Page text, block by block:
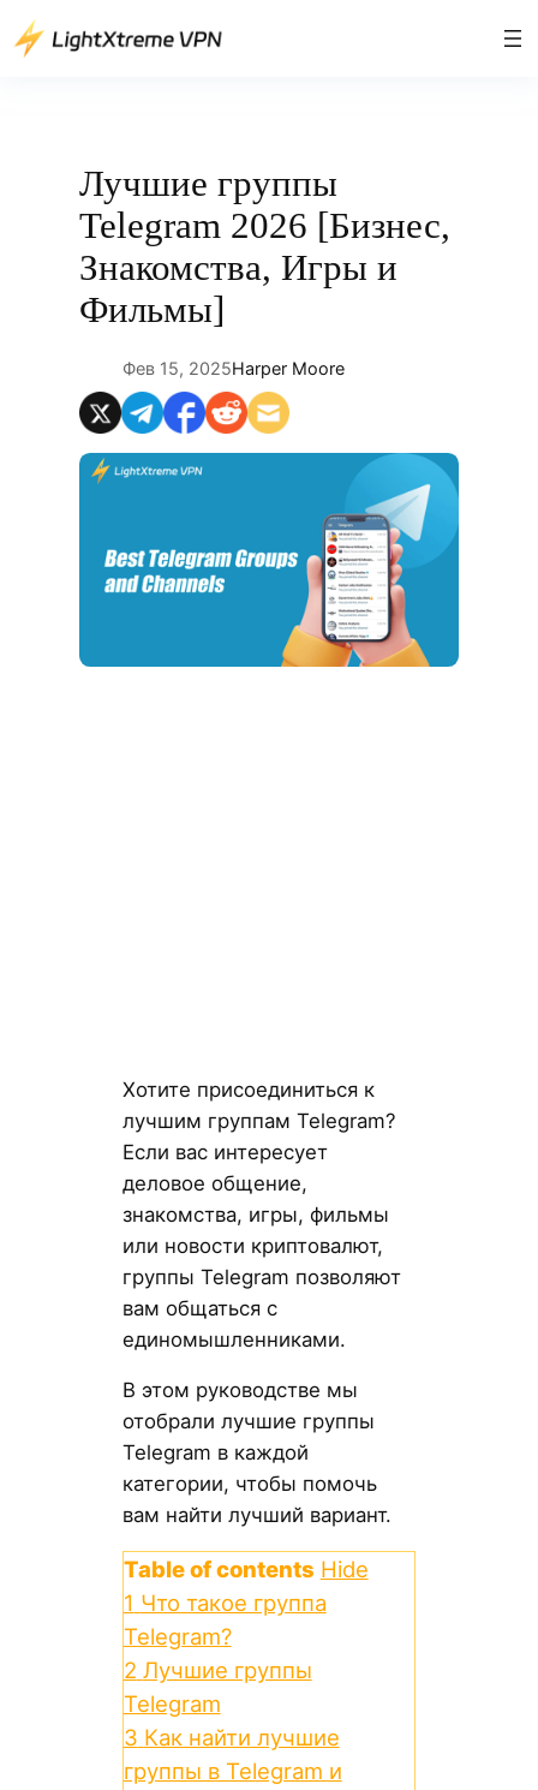
Перейти
Лучшие группы
Telegram 2026 [Бизнес,
Знакомства, Игры и
Фильмы]
Фев 15, 2025Harper Moore
Хотите присоединиться к
лучшим группам Telegram?
Если вас интересует
деловое общение,
знакомства, игры, фильмы
или новости криптовалют,
группы Telegram позволяют
вам общаться с
единомышленниками.
В этом руководстве мы
отобрали лучшие группы
Telegram в каждой
категории, чтобы помочь
вам найти лучший вариант.
Table of contents Hide
1 Что такое группа
Telegram?
2 Лучшие группы
Telegram
3 Как найти лучшие
группы в Telegram и